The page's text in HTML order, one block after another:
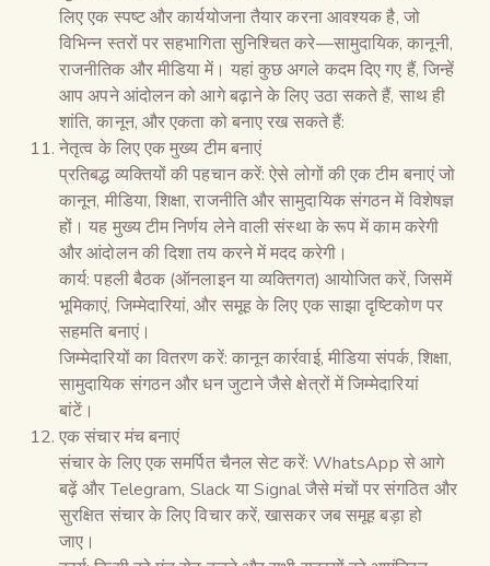
लिए एक स्पष्ट और कार्ययोजना तैयार करना आवश्यक है, जो
विभिन्न स्तरों पर सहभागिता सुनिश्चित करे—सामुदायिक, कानूनी,
राजनीतिक और मीडिया में। यहां कुछ अगले कदम दिए गए हैं, जिन्हें
आप अपने आंदोलन को आगे बढ़ाने के लिए उठा सकते हैं, साथ ही
शांति, कानून, और एकता को बनाए रख सकते हैं:
नेतृत्व के लिए एक मुख्य टीम बनाएं
प्रतिबद्ध व्यक्तियों की पहचान करें: ऐसे लोगों की एक टीम बनाएं जो
कानून, मीडिया, शिक्षा, राजनीति और सामुदायिक संगठन में विशेषज्ञ
हों। यह मुख्य टीम निर्णय लेने वाली संस्था के रूप में काम करेगी
और आंदोलन की दिशा तय करने में मदद करेगी।
कार्य: पहली बैठक (ऑनलाइन या व्यक्तिगत) आयोजित करें, जिसमें
भूमिकाएं, जिम्मेदारियां, और समूह के लिए एक साझा दृष्टिकोण पर
सहमति बनाएं।
जिम्मेदारियों का वितरण करें: कानून कार्रवाई, मीडिया संपर्क, शिक्षा,
सामुदायिक संगठन और धन जुटाने जैसे क्षेत्रों में जिम्मेदारियां
बांटें।
एक संचार मंच बनाएं
संचार के लिए एक समर्पित चैनल सेट करें: WhatsApp से आगे
बढ़ें और Telegram, Slack या Signal जैसे मंचों पर संगठित और
सुरक्षित संचार के लिए विचार करें, खासकर जब समूह बड़ा हो
जाए।